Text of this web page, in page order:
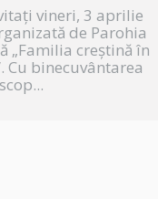
vineri, 3 aprilie
de Parohia
„Familia creștină în
binecuvântarea